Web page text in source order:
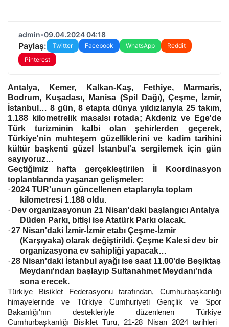
admin•09.04.2024 04:18
Paylaş: Twitter Facebook WhatsApp
Reddit
Pinterest
Antalya, Kemer, Kalkan-Kaş, Fethiye, Marmaris,
Bodrum, Kuşadası, Manisa (Spil Dağı), Çeşme, İzmir,
İstanbul… 8 gün, 8 etapta dünya yıldızlarıyla 25 takım,
1.188 kilometrelik masalsı rotada; Akdeniz ve Ege'de
Türk turizminin kalbi olan şehirlerden geçerek,
Türkiye'nin muhteşem güzelliklerini ve kadim tarihini
kültür başkenti güzel İstanbul'a sergilemek için gün
sayıyoruz…
Geçtiğimiz hafta gerçekleştirilen İl Koordinasyon
toplantılarında yaşanan gelişmeler:
·2024 TUR'unun güncellenen etaplarıyla toplam
kilometresi 1.188 oldu.
· Dev organizasyonun 21 Nisan'daki başlangıcı Antalya
Düden Parkı, bitişi ise Atatürk Parkı olacak.
·27 Nisan'daki İzmir-İzmir etabı Çeşme-İzmir
(Karşıyaka) olarak değiştirildi. Çeşme Kalesi dev bir
organizasyona ev sahipliği yapacak…
·28 Nisan'daki İstanbul ayağı ise saat 11.00'de Beşiktaş
Meydanı'ndan başlayıp Sultanahmet Meydanı'nda
sona erecek.
Türkiye Bisiklet Federasyonu tarafından, Cumhurbaşkanlığı
himayelerinde ve Türkiye Cumhuriyeti Gençlik ve Spor
Bakanlığı'nın destekleriyle düzenlenen Türkiye
Cumhurbaşkanlığı Bisiklet Turu, 21-28 Nisan 2024 tarihleri ​​